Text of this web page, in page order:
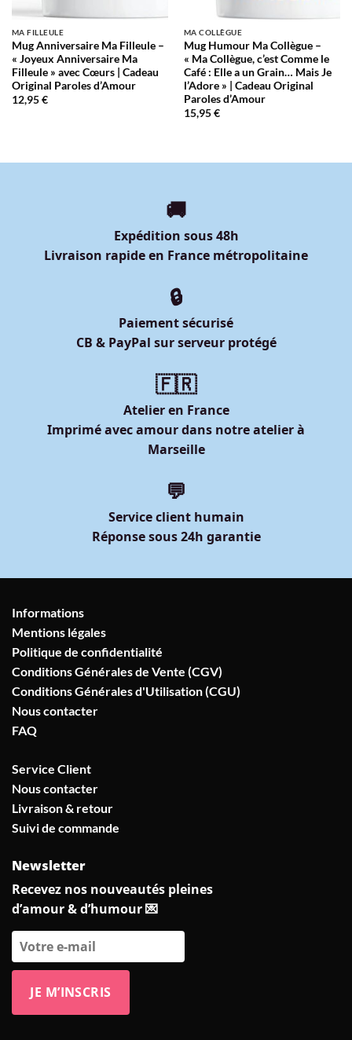
MA FILLEULE
Mug Anniversaire Ma Filleule –
« Joyeux Anniversaire Ma
Filleule » avec Cœurs | Cadeau
Original Paroles d’Amour
12,95€
MA COLLÈGUE
Mug Humour Ma Collègue –
« Ma Collègue, c’est Comme le
Café : Elle a un Grain… Mais Je
l’Adore » | Cadeau Original
Paroles d’Amour
15,95€
🚚
Expédition sous 48h
Livraison rapide en France métropolitaine
🔒
Paiement sécurisé
CB & PayPal sur serveur protégé
🇫🇷
Atelier en France
Imprimé avec amour dans notre atelier à
Marseille
💬
Service client humain
Réponse sous 24h garantie
Informations
Mentions légales
Politique de confidentialité
Conditions Générales de Vente (CGV)
Conditions Générales d'Utilisation (CGU)
Nous contacter
FAQ
Service Client
Nous contacter
Livraison & retour
Suivi de commande
Newsletter
Recevez nos nouveautés pleines
d’amour & d’humour 💌